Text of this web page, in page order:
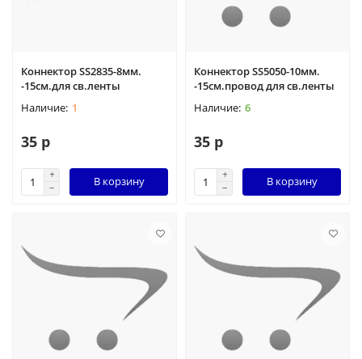
Коннектор SS2835-8мм.
-15см.для св.ленты
1
35 р
В корзину
Коннектор SS5050-10мм.
-15см.провод для св.ленты
6
35 р
В корзину